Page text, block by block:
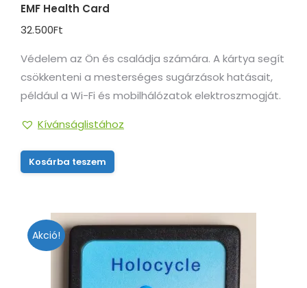
EMF Health Card
32.500Ft
Védelem az Ön és családja számára. A kártya segít
csökkenteni a mesterséges sugárzások hatásait,
például a Wi-Fi és mobilhálózatok elektroszmogját.
Kívánságlistához
Kosárba teszem
Akció!